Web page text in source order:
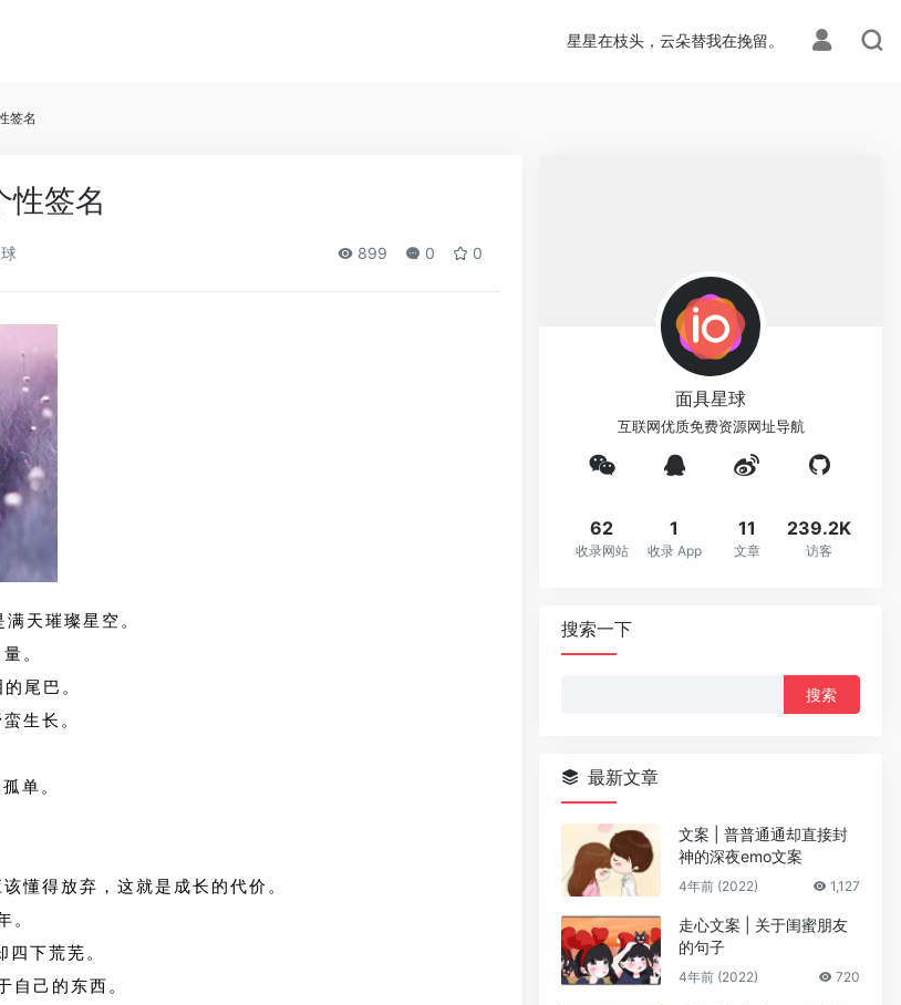
星星在枝头，云朵替我在挽留。
签名
性签名
899 0 0
天璀璨星空。
。
尾巴。
生长。
单。
懂得放弃，这就是成长的代价。
。
下荒芜。
己的东西。
面具星球
互联网优质免费资源网址导航
62
收录网站
1
收录 App
11
文章
239.2K
访客
搜索一下
最新文章
文案 | 普普通通却直接封
神的深夜emo文案
4年前 (2022) 1,127
走心文案 | 关于闺蜜朋友
的句子
4年前 (2022) 720